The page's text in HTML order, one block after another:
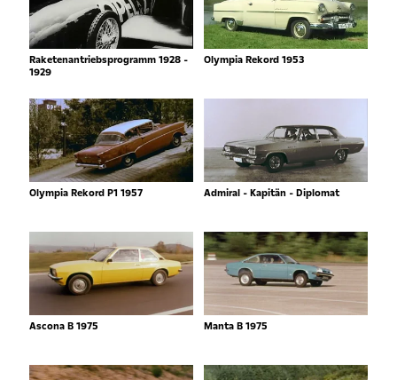
Raketenantriebsprogramm 1928 -
1929
Olympia Rekord 1953
Olympia Rekord P1 1957 Admiral - Kapitän - Diplomat
Ascona B 1975 Manta B 1975